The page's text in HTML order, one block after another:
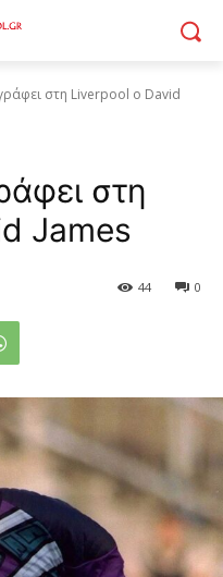
στη Liverpool o David
στη
James
0
44